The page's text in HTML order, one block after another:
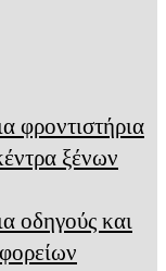
φροντιστήρια
ξένων
οδηγούς και